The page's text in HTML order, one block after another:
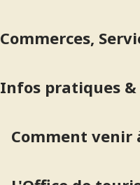
Commerces,
Infos pratiques &
Comment venir